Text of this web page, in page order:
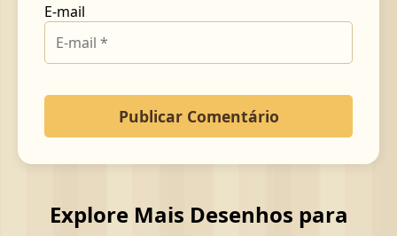
E-mail
Explore Mais Desenhos para